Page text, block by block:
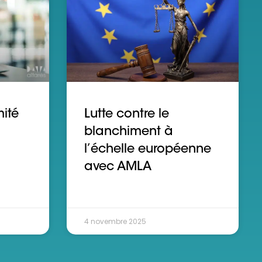
Lutte contre le
blanchiment à
l’échelle européenne
avec AMLA
4 novembre 2025